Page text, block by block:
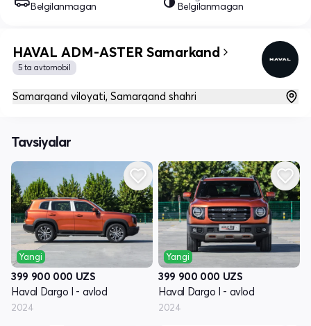
Belgilanmagan
Belgilanmagan
HAVAL ADM-ASTER Samarkand
5 ta avtomobil
Samarqand viloyati, Samarqand shahri
Tavsiyalar
Yangi
399 900 000 UZS
Haval Dargo I - avlod
2024
Yangi
399 900 000 UZS
Haval Dargo I - avlod
2024